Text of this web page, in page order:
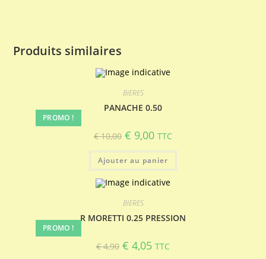
Produits similaires
PROMO !
BIERES
PANACHE 0.50
€10,00 Le
prix
initial
était :
€ 10,00.
€ 9,00Le
prix
actuel
est :
€ 9,00.
TTC
Ajouter au panier
PROMO !
BIERES
R MORETTI 0.25 PRESSION
€4,90 Le
prix
€ 4,05 Le
prix
TTC